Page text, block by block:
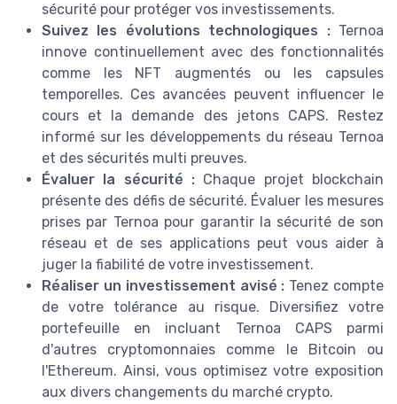
sécurité pour protéger vos investissements.
Suivez les évolutions technologiques :Ternoa
innove continuellement avec des fonctionnalités
comme les NFT augmentés ou les capsules
temporelles. Ces avancées peuvent influencer le
cours et la demande des jetons CAPS. Restez
informé sur les développements du réseau Ternoa
et des sécurités multi preuves.
Évaluer la sécurité : Chaque projet blockchain
présente des défis de sécurité. Évaluer les mesures
prises par Ternoa pour garantir la sécurité de son
réseau et de ses applications peut vous aider à
juger la fiabilité de votre investissement.
Réaliser un investissement avisé : Tenez compte
de votre tolérance au risque. Diversifiez votre
portefeuille en incluant Ternoa CAPS parmi
d'autres cryptomonnaies comme le Bitcoin ou
l'Ethereum. Ainsi, vous optimisez votre exposition
aux divers changements du marché crypto.